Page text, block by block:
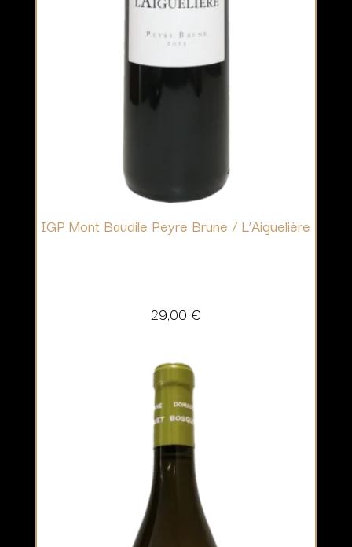
IGP Mont Baudile Peyre Brune / L’Aiguelière
29,00 €